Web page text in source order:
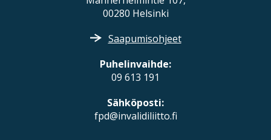
00280 Helsinki
Saapumisohjeet
Puhelinvaihde:
09 613 191
Sähköposti:
fpd@invalidiliitto.fi